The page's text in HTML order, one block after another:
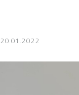
20.01.2022